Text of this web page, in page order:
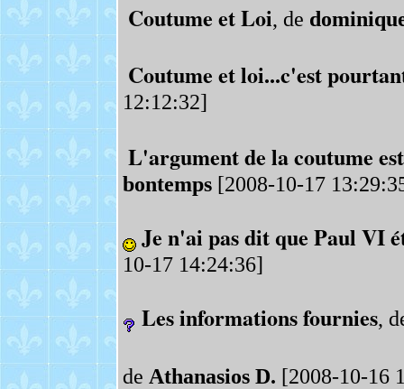
Coutume et Loi, de
Coutume et loi...c'est
12:12:32]
L'argument de la coutume
bontemps[2008-10-17
Je n'ai pas dit que Paul VI
10-17 14:24:36]
Les informations fournies,
de Athanasios D. [2008-10-16